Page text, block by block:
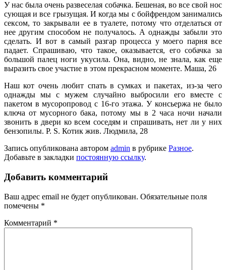
У нас была очень развеселая собачка. Бешеная, во все свой нос
сующая и все грызущая. И когда мы с бойфрендом занимались
сексом, то закрывали ее в туалете, потому что отделаться от
нее другим способом не получалось. А однажды забыли это
сделать. И вот в самый разгар процесса у моего парня все
падает. Спрашиваю, что такое, оказы­вается, его собачка за
большой палец ноги укусила. Она, видно, не знала, как еще
выразить свое участие в этом прекрасном моменте. Маша, 26
Наш кот очень любит спать в сум­ках и пакетах, из-за чего
однажды мы с мужем случайно выбросили его вместе с
пакетом в мусоропровод с 16-го этажа. У консьержа не было
ключа от мусорного бака, потому мы в 2 часа ночи начали
звонить в двери ко всем соседям и спрашивать, нет ли у них
бензопилы. P. S. Котик жив. Людмила, 28
Запись опубликована автором admin в рубрике Разное.
Добавьте в закладки постоянную ссылку.
Добавить комментарий
Ваш адрес email не будет опубликован. Обязательные поля
помечены *
Комментарий *